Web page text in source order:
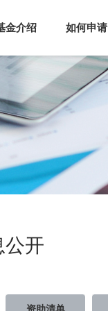
金介绍 如何申请
公开